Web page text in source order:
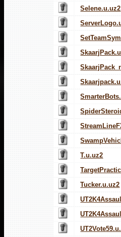
Selene.u.uz2
T.u.uz2
Tucker.u.uz2